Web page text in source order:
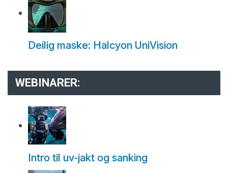
Deilig maske: Halcyon UniVision
WEBINARER:
Intro til uv-jakt og sanking